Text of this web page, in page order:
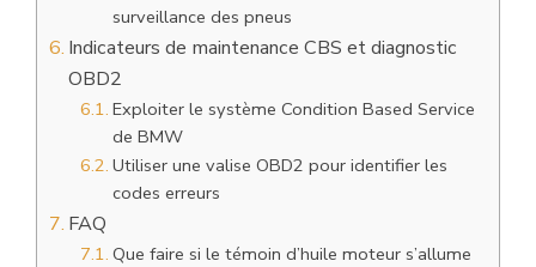
surveillance des pneus
Indicateurs de maintenance CBS et diagnostic
OBD2
Exploiter le système Condition Based Service
de BMW
Utiliser une valise OBD2 pour identifier les
codes erreurs
FAQ
Que faire si le témoin d’huile moteur s’allume